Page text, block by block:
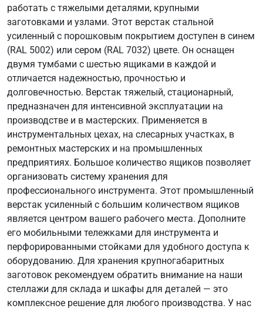
работать с тяжелыми деталями, крупными
заготовками и узлами. Этот верстак стальной
усиленный с порошковым покрытием доступен в синем
(RAL 5002) или сером (RAL 7032) цвете. Он оснащен
двумя тумбами с шестью ящиками в каждой и
отличается надежностью, прочностью и
долговечностью. Верстак тяжелый, стационарный,
предназначен для интенсивной эксплуатации на
производстве и в мастерских. Применяется в
инструментальных цехах, на слесарных участках, в
ремонтных мастерских и на промышленных
предприятиях. Большое количество ящиков позволяет
организовать систему хранения для
профессионального инструмента. Этот промышленный
верстак усиленный с большим количеством ящиков
является центром вашего рабочего места. Дополните
его мобильными тележками для инструмента и
перфорированными стойками для удобного доступа к
оборудованию. Для хранения крупногабаритных
заготовок рекомендуем обратить внимание на наши
стеллажи для склада и шкафы для деталей — это
комплексное решение для любого производства. У нас